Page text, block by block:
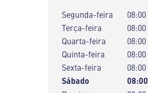
Segunda-feira
Terça-feira
Quarta-feira
Quinta-feira
Sexta-feira
Sábado